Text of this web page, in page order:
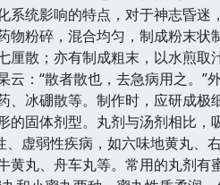
统影响的特点，对于神志昏迷
碎，混合均匀，制成粉末状
散；亦有制成粗末，以水煎取
：“散者散也，去急病用之。”
冰硼散等。制作时，应研成极
固体剂型。丸剂与汤剂相比，
虚弱性疾病，如六味地黄丸、
丸、舟车丸等。常用的丸剂有